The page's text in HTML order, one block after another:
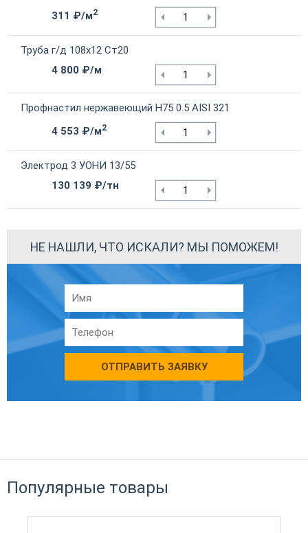
311 ₽/м2
Труба г/д 108х12 Ст20
4 800 ₽/м
Профнастил нержавеющий Н75 0.5 AISI 321
4 553 ₽/м2
Электрод 3 УОНИ 13/55
130 139 ₽/тн
НЕ НАШЛИ, ЧТО ИСКАЛИ? МЫ ПОМОЖЕМ!
ОТПРАВИТЬ ЗАЯВКУ
Популярные товары